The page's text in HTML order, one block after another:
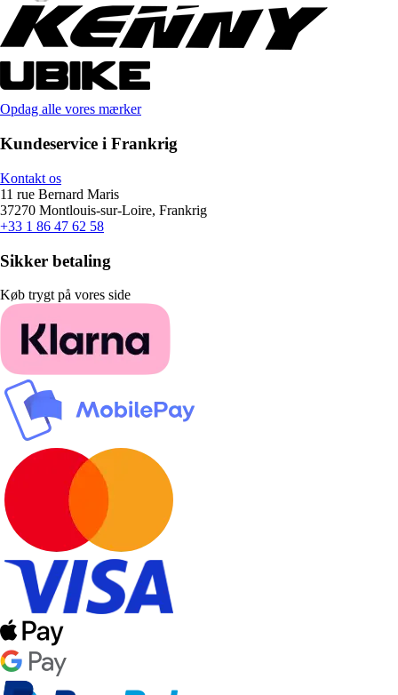
Opdag alle vores mærker
Kundeservice i Frankrig
Kontakt os
11 rue Bernard Maris
37270 Montlouis-sur-Loire, Frankrig
+33 1 86 47 62 58
Sikker betaling
Køb trygt på vores side